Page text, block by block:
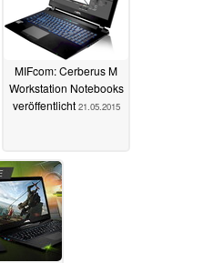
MIFcom: Cerberus M
Workstation Notebooks
veröffentlicht 21.05.2015